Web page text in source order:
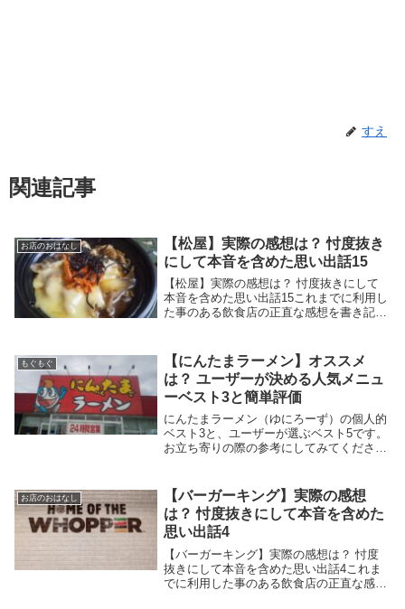
すえ
関連記事
お店のおはなし
【松屋】実際の感想は？ 忖度抜き
にして本音を含めた思い出話15
【松屋】実際の感想は？ 忖度抜きにして
本音を含めた思い出話15これまでに利用し
た事のある飲食店の正直な感想を書き記し
店 当然、フランチャイズも……と、何で
もござ...
もぐもぐ
【にんたまラーメン】オススメ
は？ ユーザーが決める人気メニュ
ーベスト3と簡単評価
にんたまラーメン（ゆにろーず）の個人的
ベスト3と、ユーザーが選ぶベスト5です。
お立ち寄りの際の参考にしてみてくださ
お店のおはなし
【バーガーキング】実際の感想
は？ 忖度抜きにして本音を含めた
思い出話4
【バーガーキング】実際の感想は？ 忖度
抜きにして本音を含めた思い出話4これま
でに利用した事のある飲食店の正直な感想